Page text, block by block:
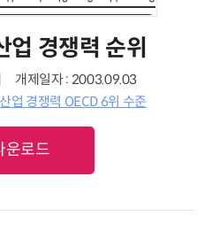
경쟁력 순위
개제일자 : 2003.09.03
업 경쟁력 OECD 6위 수준
운로드